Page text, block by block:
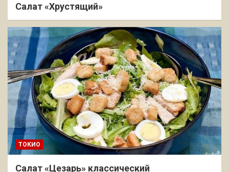
Салат «Хрустящий»
ТОКИО
Салат «Цезарь» классический